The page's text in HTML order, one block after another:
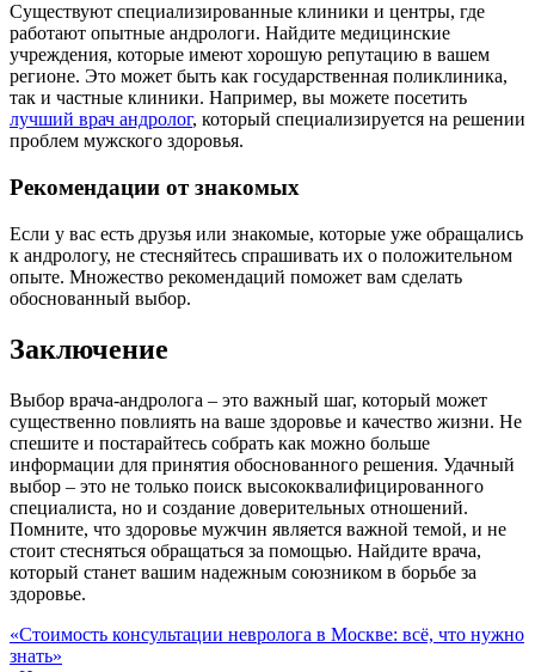
Существуют специализированные клиники и центры, где
работают опытные андрологи. Найдите медицинские
учреждения, которые имеют хорошую репутацию в вашем
регионе. Это может быть как государственная поликлиника,
так и частные клиники. Например, вы можете посетить
лучший врач андролог, который специализируется на решении
проблем мужского здоровья.
Рекомендации от знакомых
Если у вас есть друзья или знакомые, которые уже обращались
к андрологу, не стесняйтесь спрашивать их о положительном
опыте. Множество рекомендаций поможет вам сделать
обоснованный выбор.
Заключение
Выбор врача-андролога – это важный шаг, который может
существенно повлиять на ваше здоровье и качество жизни. Не
спешите и постарайтесь собрать как можно больше
информации для принятия обоснованного решения. Удачный
выбор – это не только поиск высококвалифицированного
специалиста, но и создание доверительных отношений.
Помните, что здоровье мужчин является важной темой, и не
стоит стесняться обращаться за помощью. Найдите врача,
который станет вашим надежным союзником в борьбе за
здоровье.
Навигация
«Стоимость консультации невролога в Москве: всё, что нужно
знать»